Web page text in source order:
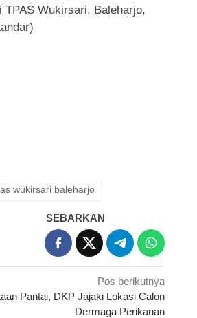
Wukirsari, Baleharjo,
wukirsari baleharjo
SEBARKAN
Pos berikutnya
Pantai, DKP Jajaki Lokasi Calon
Dermaga Perikanan